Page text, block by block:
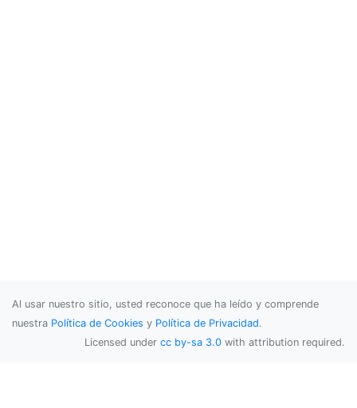
Al usar nuestro sitio, usted reconoce que ha leído y comprende
nuestra Política de Cookies y Política de Privacidad.
Licensed under cc by-sa 3.0 with attribution required.